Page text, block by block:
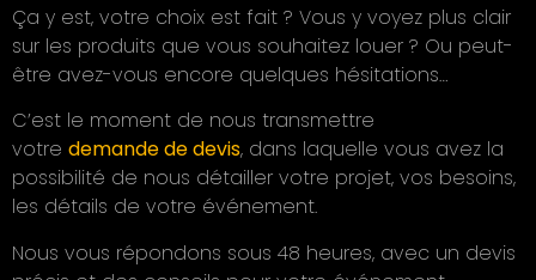
Ça y est, votre choix est fait ? Vous y voyez plus clair
sur les produits que vous souhaitez louer ? Ou peut-
être avez-vous encore quelques hésitations…
C’est le moment de nous transmettre
votre demande de devis, dans laquelle vous avez la
possibilité de nous détailler votre projet, vos besoins,
les détails de votre événement.
Nous vous répondons sous 48 heures, avec un devis